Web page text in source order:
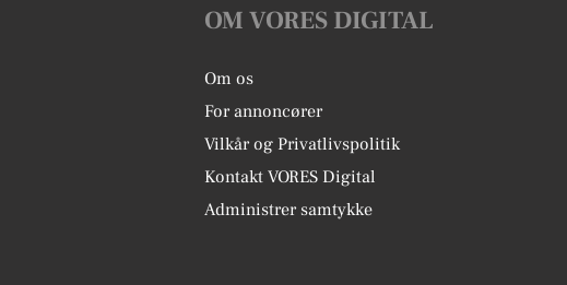
OM VORES DIGITAL
Om os
For annoncører
Vilkår og Privatlivspolitik
Kontakt VORES Digital
Administrer samtykke